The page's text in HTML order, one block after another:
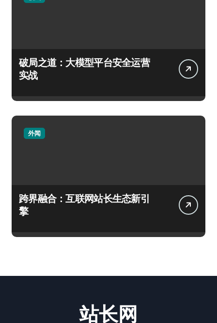
破局之道：大模型平台安全运营
实战
外闻
跨界融合：互联网站长生态新引
擎
站长网